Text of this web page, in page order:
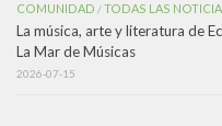
COMUNIDAD /TODAS LAS
La música, arte y literatura de
La Mar de Músicas
2026-07-15